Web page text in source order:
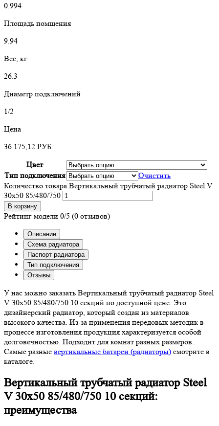
0.994
Площадь помщения
9.94
Вес, кг
26.3
Диаметр подключений
1/2
Цена
36 175,12 РУБ
Цвет
Тип подключения
Очистить
Количество товара Вертикальный трубчатый радиатор Steel V
30х50 85/480/750
В корзину
Рейтинг модели 0/5 (0 отзывов)
Описание
Схема радиатора
Паспорт радиатора
Тип подключения
Отзывы
У нас можно заказать Вертикальный трубчатый радиатор Steel
V 30х50 85/480/750 10 секций по доступной цене. Это
дизайнерский радиатор, который создан из материалов
высокого качества. Из-за применения передовых методик в
процессе изготовления продукция характеризуется особой
долговечностью. Подходит для комнат разных размеров.
Самые разные вертикальные батареи (радиаторы) смотрите в
каталоге.
Вертикальный трубчатый радиатор Steel
V 30х50 85/480/750 10 секций:
преимущества